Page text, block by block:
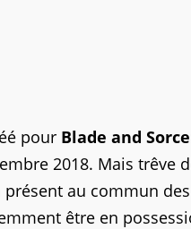
pour Blade and
2018. Mais trêve
au commun
être en